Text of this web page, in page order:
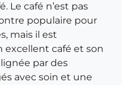
Le café n’est pas
populaire pour
mais il est
café et son
par des
avec soin et une